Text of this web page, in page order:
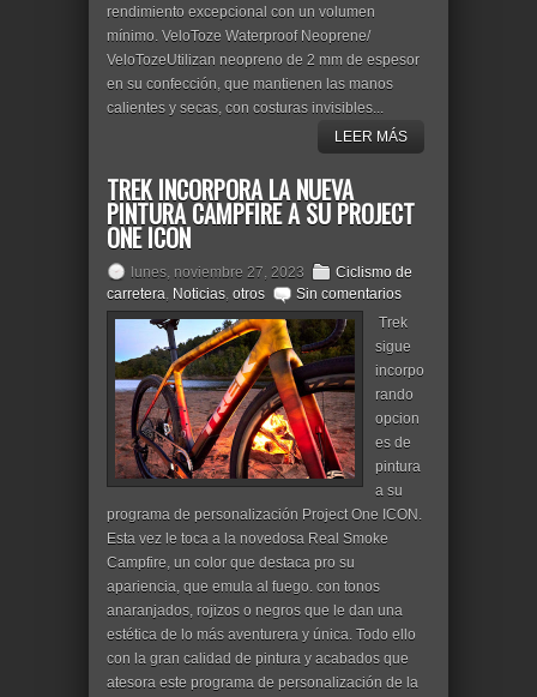
rendimiento excepcional con un volumen
mínimo. VeloToze Waterproof Neoprene/
VeloTozeUtilizan neopreno de 2 mm de espesor
en su confección, que mantienen las manos
calientes y secas, con costuras invisibles...
LEER MÁS
TREK INCORPORA LA NUEVA
PINTURA CAMPFIRE A SU PROJECT
ONE ICON
lunes, noviembre 27, 2023
Ciclismo de
carretera, Noticias, otros
Sin comentarios
Trek
sigue
incorpo
rando
opcion
es de
pintura
a su
programa de personalización Project One ICON.
Esta vez le toca a la novedosa Real Smoke
Campfire, un color que destaca pro su
apariencia, que emula al fuego. con tonos
anaranjados, rojizos o negros que le dan una
estética de lo más aventurera y única. Todo ello
con la gran calidad de pintura y acabados que
atesora este programa de personalización de la